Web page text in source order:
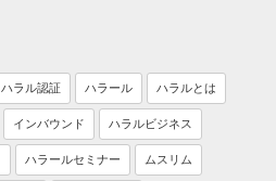
ハラル認証 ハラール ハラルとは
インバウンド ハラルビジネス
ハラールセミナー ムスリム